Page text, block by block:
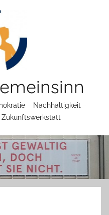
– Nachhaltigkeit –